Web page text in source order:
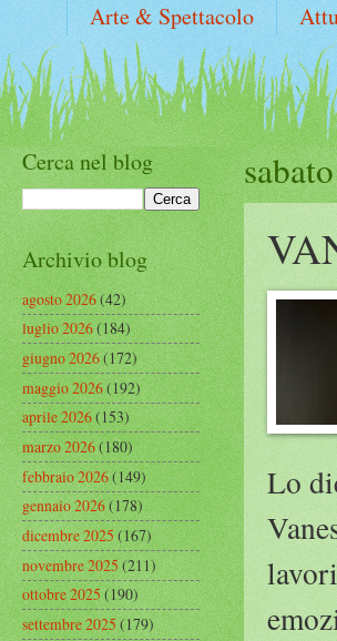
Arte & Spettacolo
Lo
Cerca nel blog
Archivio blog
agosto 2026(42)
luglio 2026(184)
giugno 2026(172)
maggio 2026(192)
aprile 2026(153)
marzo 2026(180)
febbraio 2026(149)
gennaio 2026(178)
dicembre 2025(167)
novembre 2025(211)
ottobre 2025(190)
settembre 2025(179)